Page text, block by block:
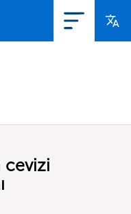
cevizi